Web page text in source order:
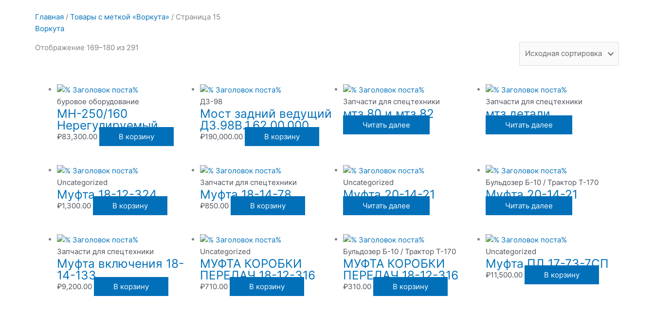
Главная / Товары с меткой «Воркута» / Страница 15
Воркута
Отображение 169–180 из 291
буровое оборудование
МН-250/160
Нерегулируемый
₽83,300.00 В корзину
ДЗ-98
Мост задний ведущий
ДЗ.98В.1.62.00.000
₽190,000.00 В корзину
Запчасти для спецтехники
мтз 80 и мтз 82
Читать далее
Запчасти для спецтехники
мтз детали
Читать далее
Uncategorized
Муфта 18-12-324
₽1,300.00 В корзину
Запчасти для спецтехники
Муфта 18-14-78
₽850.00 В корзину
Uncategorized
Муфта 20-14-21
Читать далее
Бульдозер Б-10 / Трактор Т-170
Муфта 20-14-21
Читать далее
Запчасти для спецтехники
Муфта включения 18-
14-133
₽9,200.00 В корзину
Uncategorized
МУФТА КОРОБКИ
ПЕРЕДАЧ 18-12-316
₽710.00 В корзину
Бульдозер Б-10 / Трактор Т-170
МУФТА КОРОБКИ
ПЕРЕДАЧ 18-12-316
₽310.00 В корзину
Uncategorized
Муфта ПД 17-73-7СП
₽11,500.00 В корзину